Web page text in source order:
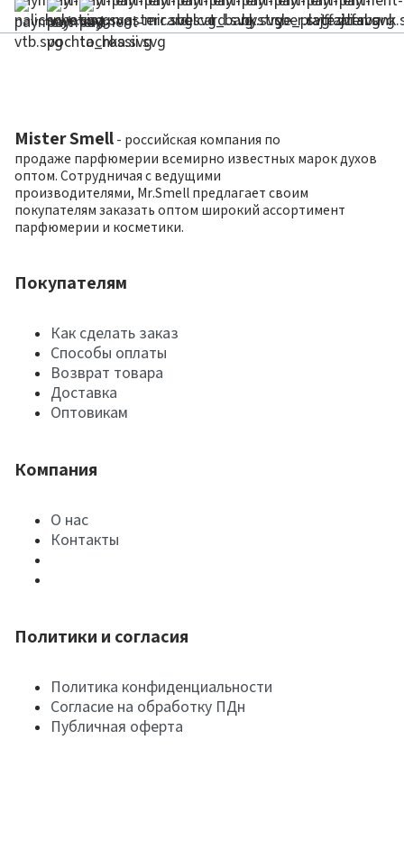
Mister Smell - российская компания по
продаже парфюмерии всемирно известных марок духов
оптом. Сотрудничая с ведущими
производителями, Mr.Smell предлагает своим
покупателям заказать оптом широкий ассортимент
парфюмерии и косметики.
Покупателям
Как сделать заказ
Способы оплаты
Возврат товара
Доставка
Оптовикам
Компания
О нас
Контакты
Политики и согласия
Политика конфиденциальности
Согласие на обработку ПДн
Публичная оферта